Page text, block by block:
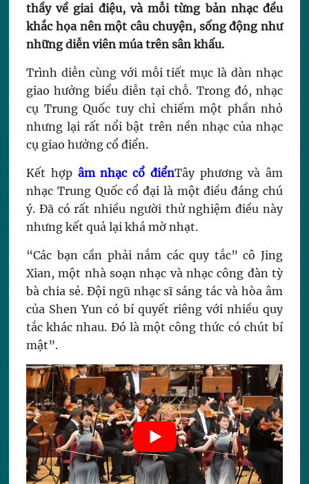
thầy về giai điệu, và mỗi từng bản nhạc đều
khắc họa nên một câu chuyện, sống động như
những diễn viên múa trên sân khấu.
Trình diễn cùng với mỗi tiết mục là dàn nhạc
giao hưởng biểu diễn tại chỗ. Trong đó, nhạc
cụ Trung Quốc tuy chỉ chiếm một phần nhỏ
nhưng lại rất nổi bật trên nền nhạc của nhạc
cụ giao hưởng cổ điển.
Kết hợp âm nhạc cổ điểnTây phương và âm
nhạc Trung Quốc cổ đại là một điều đáng chú
ý. Đã có rất nhiều người thử nghiệm điều này
nhưng kết quả lại khá mờ nhạt.
“Các bạn cần phải nắm các quy tắc” cô Jing
Xian, một nhà soạn nhạc và nhạc công đàn tỳ
bà chia sẻ. Đội ngũ nhạc sĩ sáng tác và hòa âm
của Shen Yun có bí quyết riêng với nhiều quy
tắc khác nhau. Đó là một công thức có chút bí
mật”.